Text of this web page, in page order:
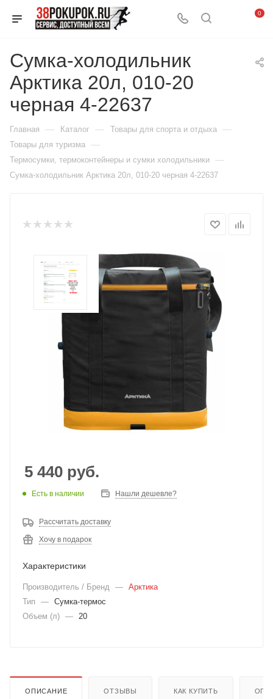
0
Сумка-холодильник
Арктика 20л, 010-20
черная 4-22637
Главная — Каталог — Товары для спорта и отдыха —
Товары для туризма —
Термосумки, термоконтейнеры и сумки холодильники —
Сумка-холодильник Арктика 20л, 010-20 черная 4-22637
5 440 руб.
Есть в наличии Нашли дешевле?
Рассчитать доставку
Хочу в подарок
Характеристики
Производитель / Бренд — Арктика
Тип
— Сумка-термос
Объем (л) — 20
ОПИСАНИЕ ОТЗЫВЫ КАК КУПИТЬ